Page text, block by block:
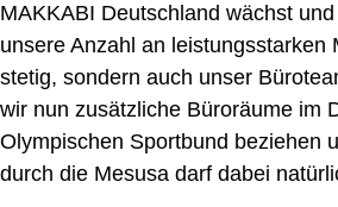
MAKKABI Deutschland wächst
unsere Anzahl an leistungsstarken
stetig, sondern auch unser
wir nun zusätzliche Büroräume im
Olympischen Sportbund beziehen
durch die Mesusa darf dabei